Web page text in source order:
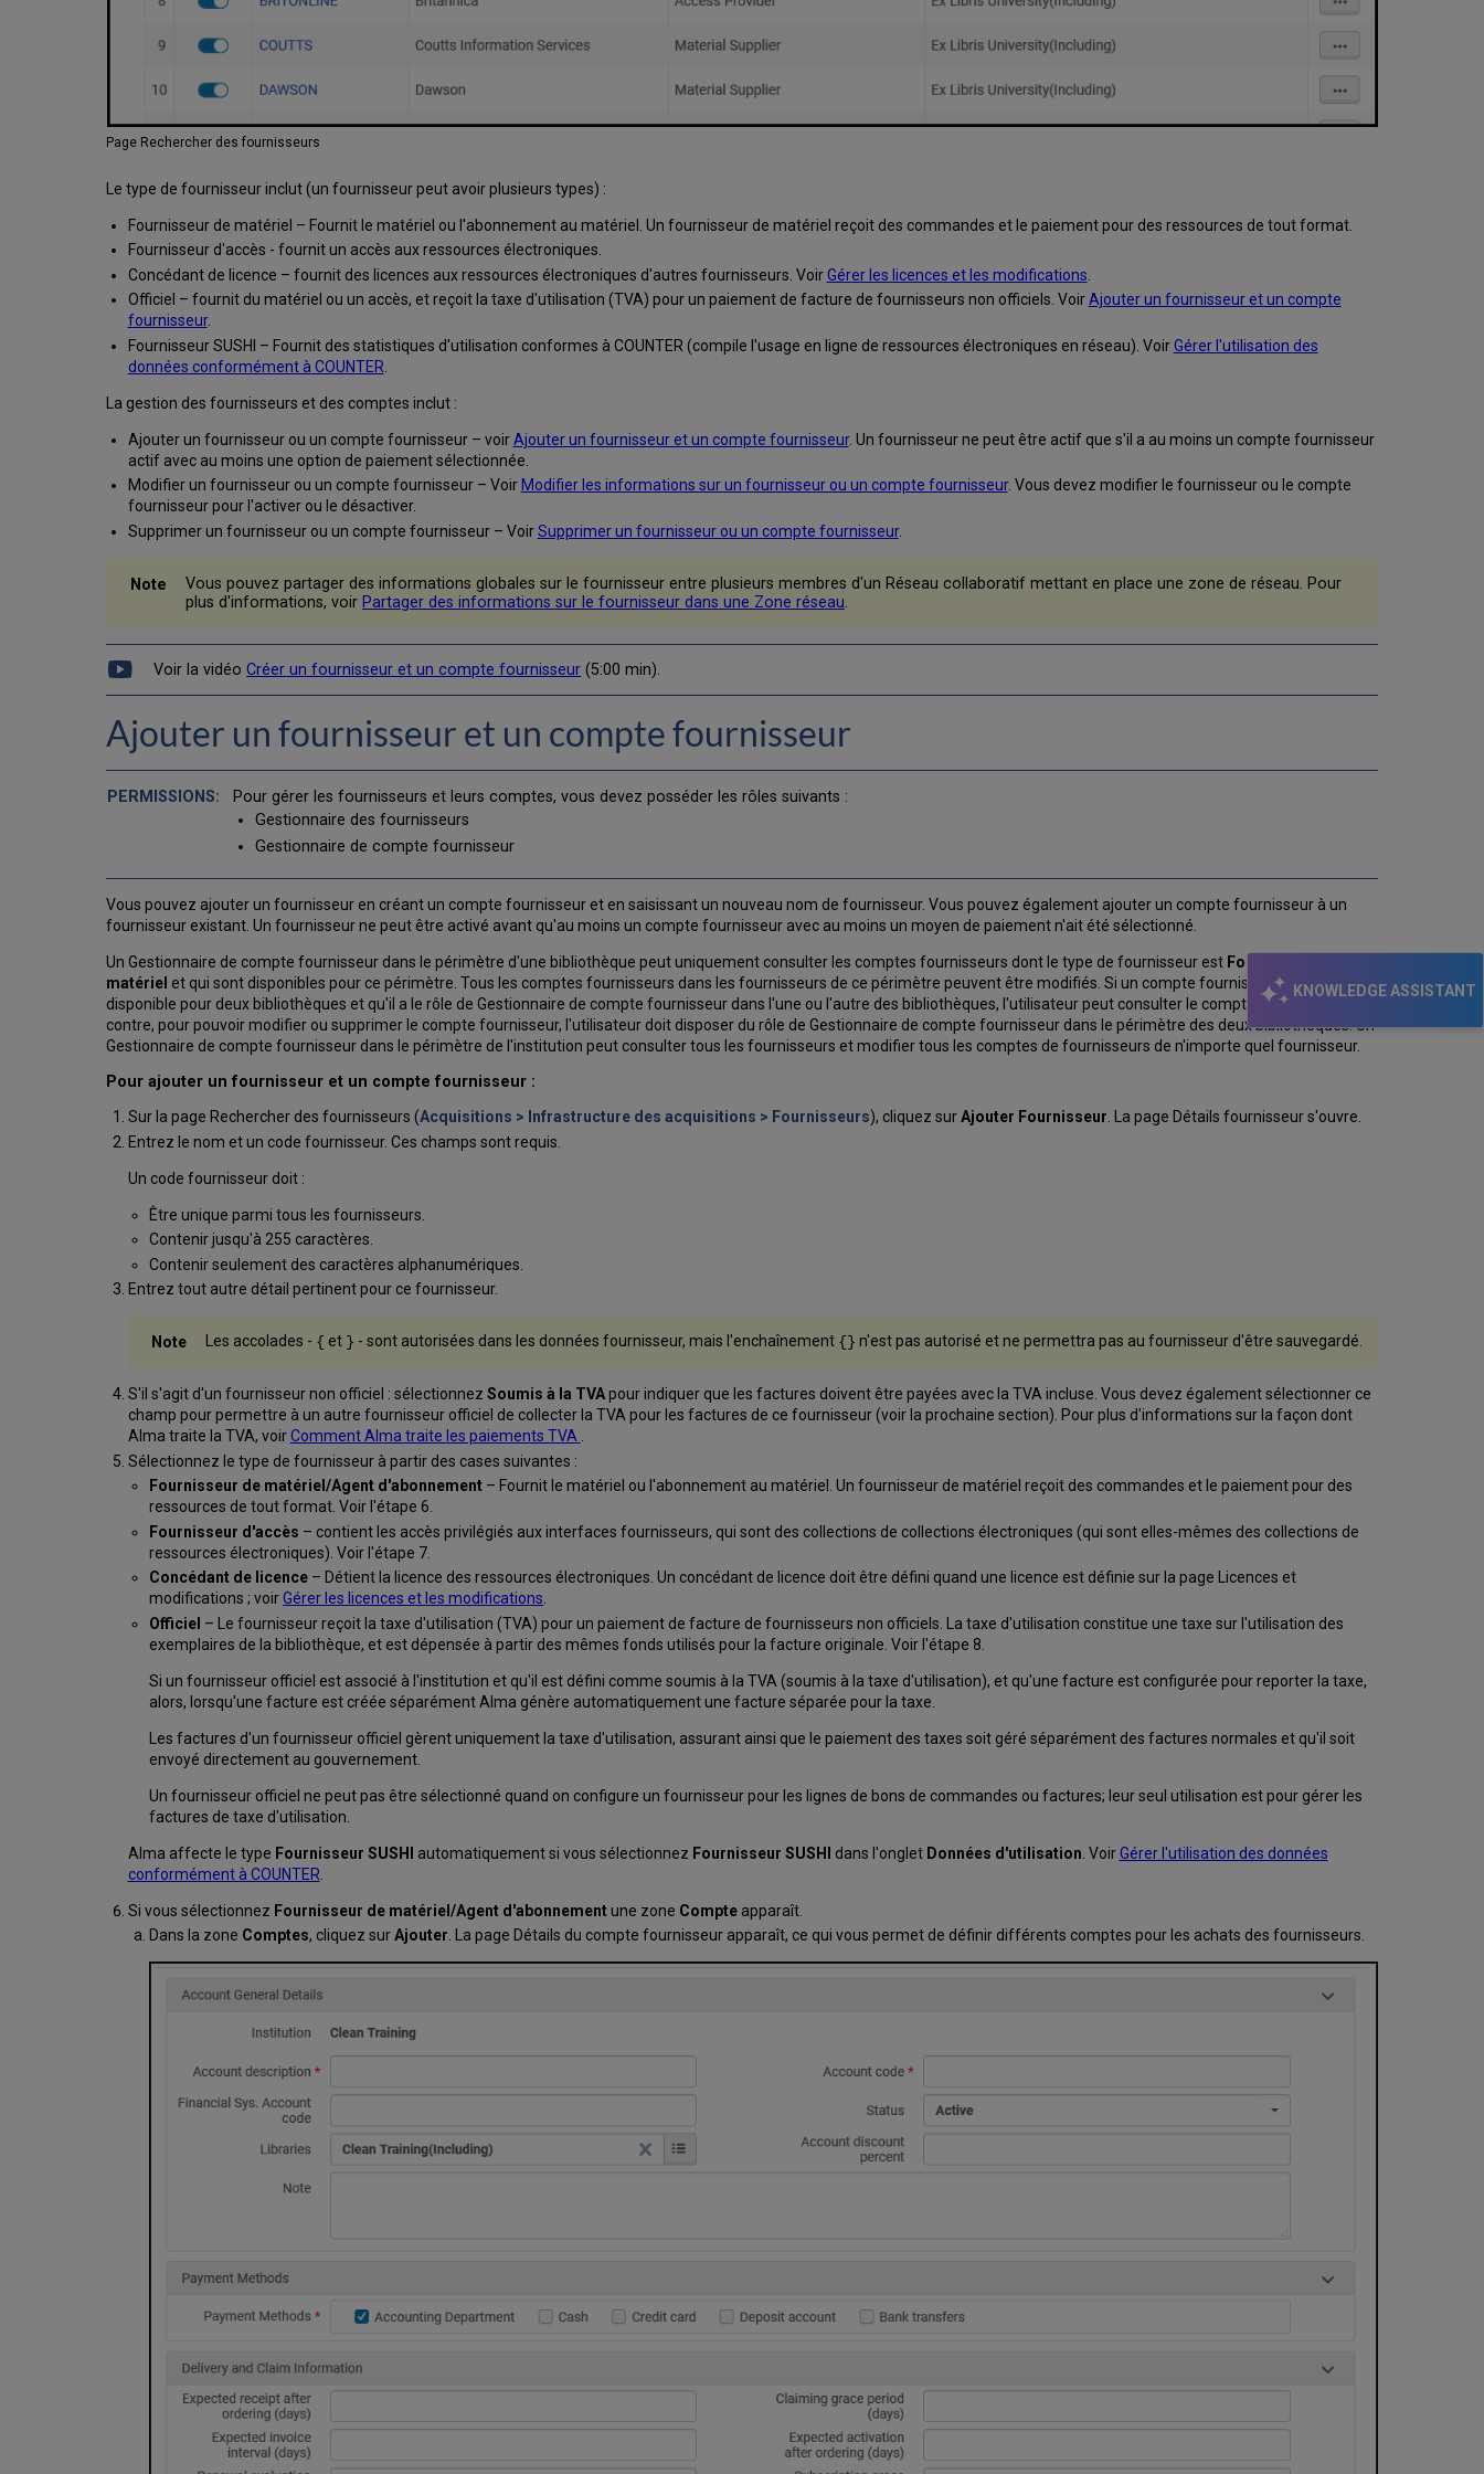
KNOWLEDGE ASSISTANT
Page Rechercher des fournisseurs
Le type de fournisseur inclut (un fournisseur peut avoir plusieurs types) :
Fournisseur de matériel – Fournit le matériel ou l'abonnement au matériel. Un fournisseur de matériel reçoit des commandes et le paiement pour des ressources de tout format.
Fournisseur d'accès - fournit un accès aux ressources électroniques.
Concédant de licence – fournit des licences aux ressources électroniques d'autres fournisseurs. VoirGérer les licences et les modifications
Officiel – fournit du matériel ou un accès, et reçoit la taxe d'utilisation (TVA) pour un paiement de facture de fournisseurs non officiels. VoirAjouter un fournisseur et un compte
fournisseur.
Fournisseur SUSHI – Fournit des statistiques d'utilisation conformes à COUNTER (compile l'usage en ligne de ressources électroniques en réseau). VoirGérer l'utilisation des
données conformément à COUNTER
La gestion des fournisseurs et des comptes inclut :
Ajouter un fournisseur ou un compte fournisseur – voirAjouter un fournisseur et un compte fournisseur. Un fournisseur ne peut être actif que s'il a au moins un compte fournisseur
actif avec au moins une option de paiement sélectionnée.
Modifier un fournisseur ou un compte fournisseur – Voir Modifier les informations sur un fournisseur ou un compte fournisseur. Vous devez modifier le fournisseur ou le compte
fournisseur pour l'activer ou le désactiver.
Supprimer un fournisseur ou un compte fournisseur – VoirSupprimer un fournisseur ou un compte fournisseur.
Vous pouvez partager des informations globales sur le fournisseur entre plusieurs membres d'un Réseau collaboratif mettant en place une zone de réseau. Pour
plus d'informations, voir Partager des informations sur le fournisseur dans une Zone réseau.
Voir la vidéoCréer un fournisseur et un compte fournisseur (5:00 min).
Ajouter un fournisseur et un compte fournisseur
Pour gérer les fournisseurs et leurs comptes, vous devez posséder les rôles suivants :
Gestionnaire des fournisseurs
Gestionnaire de compte fournisseur
Vous pouvez ajouter un fournisseur en créant un compte fournisseur et en saisissant un nouveau nom de fournisseur. Vous pouvez également ajouter un compte fournisseur à un
fournisseur existant. Un fournisseur ne peut être activé avant qu'au moins un compte fournisseur avec au moins un moyen de paiement n'ait été sélectionné.
Un Gestionnaire de compte fournisseur dans le périmètre d'une bibliothèque peut uniquement consulter les comptes fournisseurs dont le type de fournisseur est Fournisseur de
matériel et qui sont disponibles pour ce périmètre. Tous les comptes fournisseurs dans les fournisseurs de ce périmètre peuvent être modifiés. Si un compte fournisseur est
disponible pour deux bibliothèques et qu'il a le rôle de Gestionnaire de compte fournisseur dans l'une ou l'autre des bibliothèques, l'utilisateur peut consulter le compte fournisseur. Par
contre, pour pouvoir modifier ou supprimer le compte fournisseur, l'utilisateur doit disposer du rôle de Gestionnaire de compte fournisseur dans le périmètre des deux bibliothèques. Un
Gestionnaire de compte fournisseur dans le périmètre de l'institution peut consulter tous les fournisseurs et modifier tous les comptes de fournisseurs de n'importe quel fournisseur.
Pour ajouter un fournisseur et un compte fournisseur :
Sur la page Rechercher des fournisseurs (Acquisitions > Infrastructure des acquisitions > Fournisseurs), cliquez surAjouter Fournisseur . La page Détails fournisseur s'ouvre.
Entrez le nom et un code fournisseur. Ces champs sont requis.
Un code fournisseur doit :
Être unique parmi tous les fournisseurs.
Contenir jusqu'à 255 caractères.
Contenir seulement des caractères alphanumériques.
Entrez tout autre détail pertinent pour ce fournisseur.
Les accolades - {et } - sont autorisées dans les données fournisseur, mais l'enchaînement {} n'est pas autorisé et ne permettra pas au fournisseur d'être sauvegardé.
S'il s'agit d'un fournisseur non officiel : sélectionnez Soumis à la TVApour indiquer que les factures doivent être payées avec la TVA incluse. Vous devez également sélectionner ce
champ pour permettre à un autre fournisseur officiel de collecter la TVA pour les factures de ce fournisseur (voir la prochaine section). Pour plus d'informations sur la façon dont
Alma traite la TVA, voirComment Alma traite les paiements TVA
Sélectionnez le type de fournisseur à partir des cases suivantes :
Fournisseur de matériel/Agent d'abonnement – Fournit le matériel ou l'abonnement au matériel. Un fournisseur de matériel reçoit des commandes et le paiement pour des
ressources de tout format. Voir l'étape 6.
Fournisseur d'accès – contient les accès privilégiés aux interfaces fournisseurs, qui sont des collections de collections électroniques (qui sont elles-mêmes des collections de
ressources électroniques). Voir l'étape 7.
Concédant de licence – Détient la licence des ressources électroniques. Un concédant de licence doit être défini quand une licence est définie sur la page Licences et
modifications ; voirGérer les licences et les modifications
Officiel – Le fournisseur reçoit la taxe d'utilisation (TVA) pour un paiement de facture de fournisseurs non officiels. La taxe d'utilisation constitue une taxe sur l'utilisation des
exemplaires de la bibliothèque, et est dépensée à partir des mêmes fonds utilisés pour la facture originale. Voir l'étape 8.
Si un fournisseur officiel est associé à l'institution et qu'il est défini comme soumis à la TVA (soumis à la taxe d'utilisation), et qu'une facture est configurée pour reporter la taxe,
alors, lorsqu'une facture est créée séparément Alma génère automatiquement une facture séparée pour la taxe.
Les factures d'un fournisseur officiel gèrent uniquement la taxe d'utilisation, assurant ainsi que le paiement des taxes soit géré séparément des factures normales et qu'il soit
envoyé directement au gouvernement.
Un fournisseur officiel ne peut pas être sélectionné quand on configure un fournisseur pour les lignes de bons de commandes ou factures; leur seul utilisation est pour gérer les
factures de taxe d'utilisation.
Alma affecte le type Fournisseur SUSHI automatiquement si vous sélectionnez Fournisseur SUSHI dans l'onglet Données d'utilisation . VoirGérer l'utilisation des données
conformément à COUNTER
Si vous sélectionnez Fournisseur de matériel/Agent d'abonnementune zone Compte apparaît.
Dans la zone Comptes, cliquez surAjouter . La page Détails du compte fournisseur apparaît, ce qui vous permet de définir différents comptes pour les achats des fournisseurs.